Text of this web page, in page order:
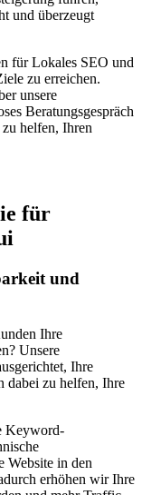
und überzeugt
für Lokales SEO und
zu erreichen.
unsere
Beratungsgespräch
helfen, Ihren
für
und
Ihre
Unsere
Ihre
dabei zu helfen, Ihre
Keyword-
Website in den
erhöhen wir Ihre